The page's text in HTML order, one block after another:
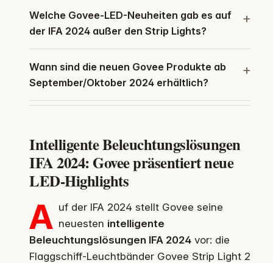
Welche Govee-LED-Neuheiten gab es auf
der IFA 2024 außer den Strip Lights?
Wann sind die neuen Govee Produkte ab
September/Oktober 2024 erhältlich?
Intelligente Beleuchtungslösungen
IFA 2024: Govee präsentiert neue
LED-Highlights
A uf der IFA 2024 stellt Govee seine
neuesten intelligente
Beleuchtungslösungen IFA 2024 vor: die
Flaggschiff-Leuchtbänder Govee Strip Light 2